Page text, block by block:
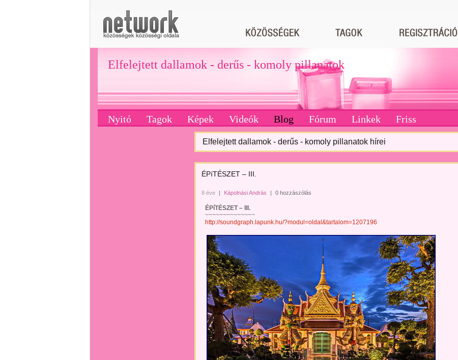
Elfelejtett dallamok - derűs - komoly pillanatok
Nyitó Tagok Képek Videók Blog Fórum Linkek Friss
Elfelejtett dallamok - derűs - komoly pillanatok hírei
ÉPíTÉSZET – III.
8 éve | Kápolnási András | 0 hozzászólás
ÉPíTÉSZET – III.
~~~~~~~~~~~~~~
http://soundgraph.lapunk.hu/?modul=oldal&tartalom=1207196